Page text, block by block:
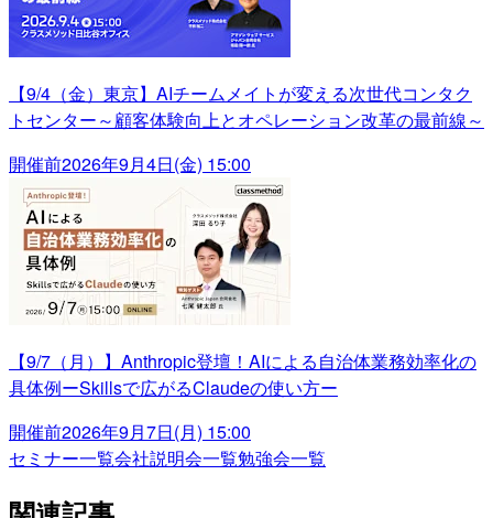
【9/4（金）東京】AIチームメイトが変える次世代コンタク
トセンター～顧客体験向上とオペレーション改革の最前線～
開催前2026年9月4日(金) 15:00
【9/7（月）】Anthropic登壇！AIによる自治体業務効率化の
具体例ーSkillsで広がるClaudeの使い方ー
開催前2026年9月7日(月) 15:00
セミナー一覧会社説明会一覧勉強会一覧